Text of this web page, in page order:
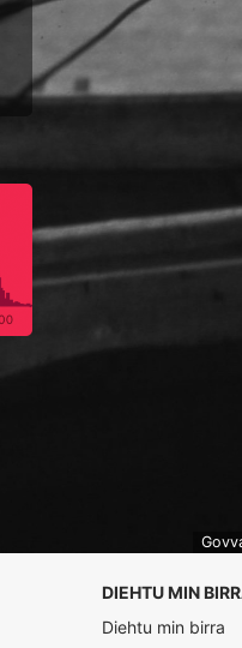
DIEHTU MIN
Diehtu min birra